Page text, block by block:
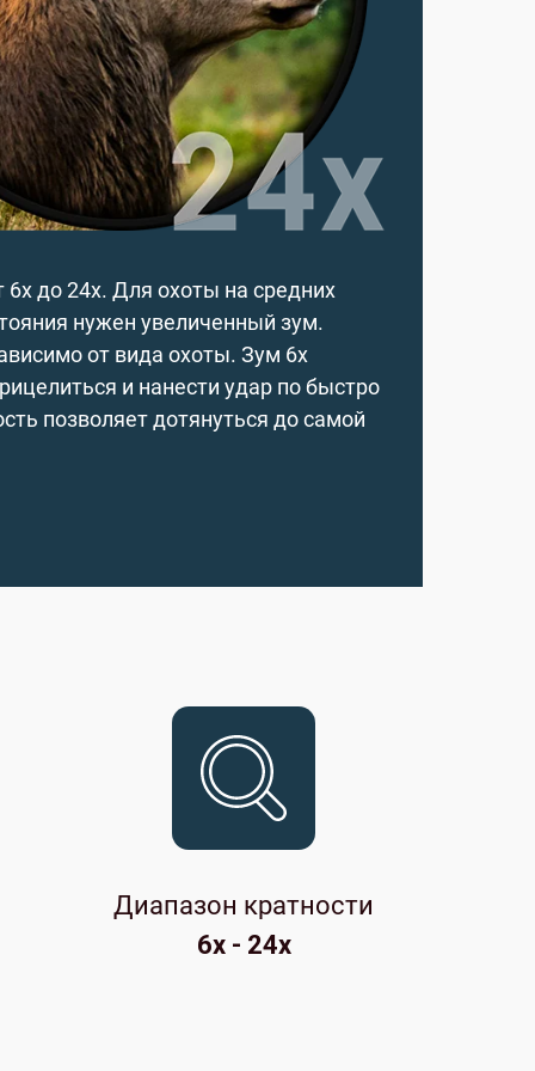
6х до 24х. Для охоты на средних
нужен увеличенный зум.
от вида охоты. Зум 6х
и нанести удар по быстро
позволяет дотянуться до самой
Диапазон кратности
6x - 24x